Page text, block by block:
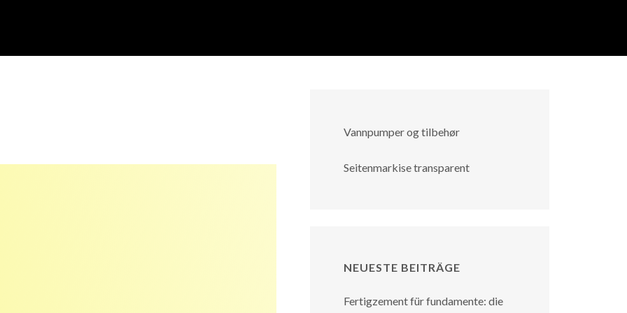
Vannpumper og tilbehør
Seitenmarkise transparent
NEUESTE BEITRÄGE
Fertigzement für fundamente: die